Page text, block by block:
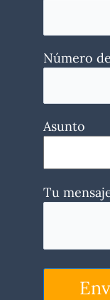
Número
Asunto
Tu